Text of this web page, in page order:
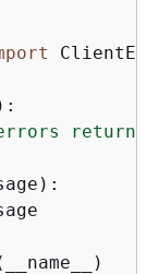
returned
):